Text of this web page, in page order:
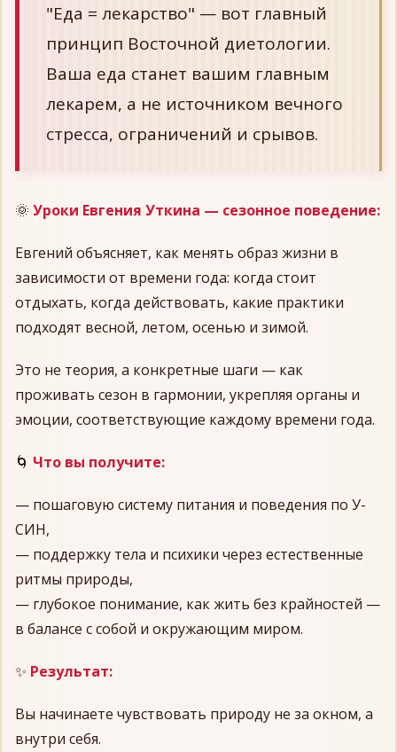
"Еда = лекарство" — вот главный
принцип Восточной диетологии.
Ваша еда станет вашим главным
лекарем, а не источником вечного
стресса, ограничений и срывов.
🌞 Уроки Евгения Уткина — сезонное поведение:
Евгений объясняет, как менять образ жизни в
зависимости от времени года: когда стоит
отдыхать, когда действовать, какие практики
подходят весной, летом, осенью и зимой.
Это не теория, а конкретные шаги — как
проживать сезон в гармонии, укрепляя органы и
эмоции, соответствующие каждому времени года.
🌀 Что вы получите:
— пошаговую систему питания и поведения по У-
СИН,
— поддержку тела и психики через естественные
ритмы природы,
— глубокое понимание, как жить без крайностей —
в балансе с собой и окружающим миром.
✨ Результат:
Вы начинаете чувствовать природу не за окном, а
внутри себя.